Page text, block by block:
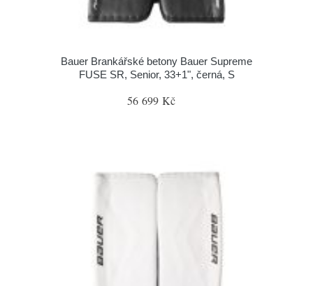
Bauer Brankářské betony Bauer Supreme
FUSE SR, Senior, 33+1", černá, S
56 699 Kč